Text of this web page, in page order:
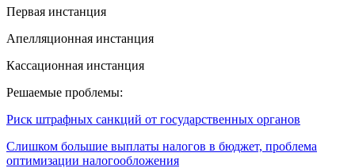
Первая инстанция
Апелляционная инстанция
Кассационная инстанция
Решаемые проблемы:
Риск штрафных санкций от государственных органов
Слишком большие выплаты налогов в бюджет, проблема
оптимизации налогообложения